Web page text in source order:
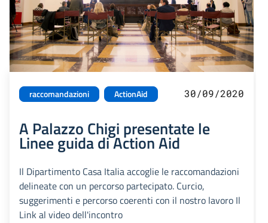
raccomandazioni ActionAid 30/09/2020
A Palazzo Chigi presentate le
Linee guida di Action Aid
Il Dipartimento Casa Italia accoglie le raccomandazioni
delineate con un percorso partecipato. Curcio,
suggerimenti e percorso coerenti con il nostro lavoro Il
Link al video dell'incontro